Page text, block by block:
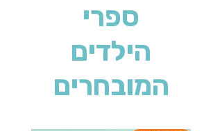
ספרי
הילדים
המובחרים